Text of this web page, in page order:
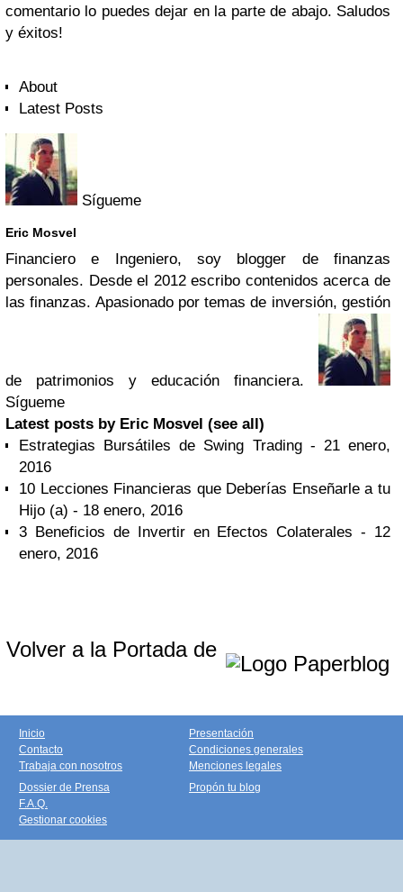
comentario lo puedes dejar en la parte de abajo. Saludos
y éxitos!
About
Latest Posts
Sígueme
Eric Mosvel
Financiero e Ingeniero, soy blogger de finanzas
personales. Desde el 2012 escribo contenidos acerca de
las finanzas. Apasionado por temas de inversión, gestión
de patrimonios y educación financiera.
Sígueme
Latest posts by Eric Mosvel (see all)
Estrategias Bursátiles de Swing Trading- 21 enero,
2016
10 Lecciones Financieras que Deberías Enseñarle a tu
Hijo (a) - 18 enero, 2016
3 Beneficios de Invertir en Efectos Colaterales - 12
enero, 2016
Volver a la Portada de
Inicio
Contacto
Trabaja con nosotros
Presentación
Condiciones generales
Menciones legales
Dossier de Prensa
F.A.Q.
Gestionar cookies
Propón tu blog